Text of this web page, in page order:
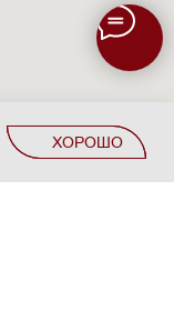
Контакты Ещё...
ХОРОШО